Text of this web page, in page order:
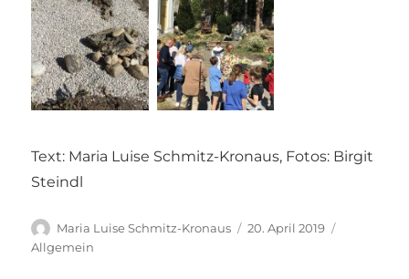
Text: Maria Luise Schmitz-Kronaus, Fotos: Birgit
Steindl
Autor
Maria Luise Schmitz-Kronaus
Veröffentlicht
20. April 2019
Allgemein